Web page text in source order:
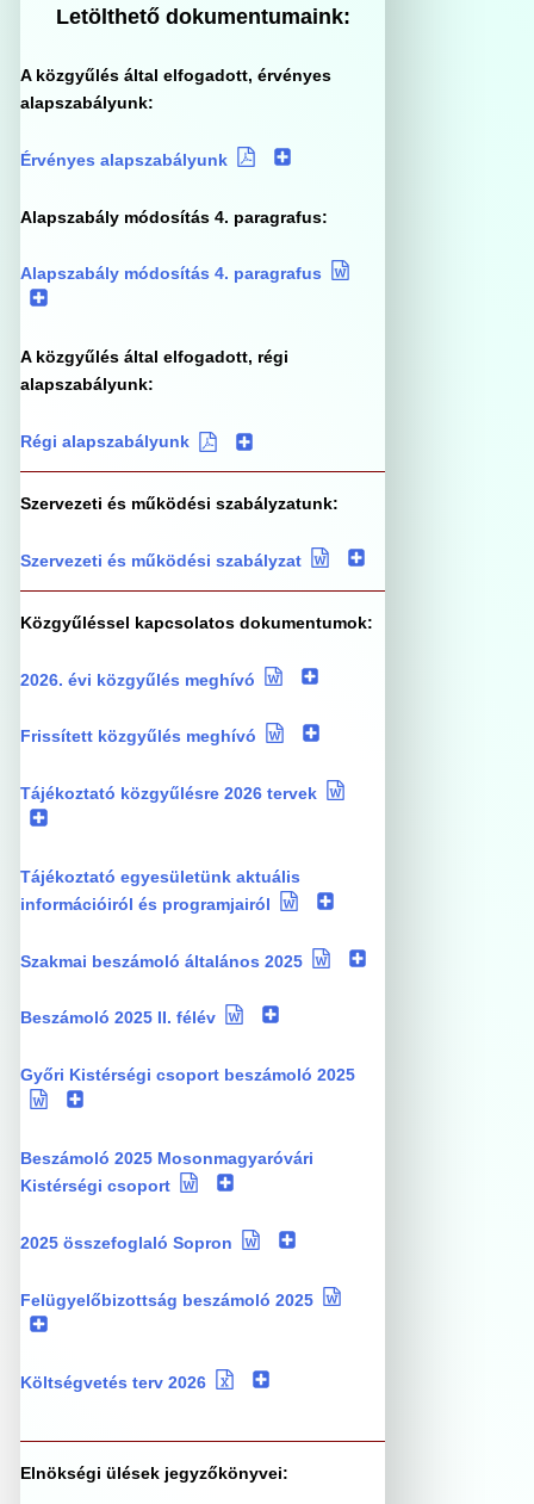
Letölthető dokumentumaink:
A közgyűlés által elfogadott, érvényes
alapszabályunk:
Érvényes alapszabályunk
Alapszabály módosítás 4. paragrafus:
Alapszabály módosítás 4. paragrafus
A közgyűlés által elfogadott, régi
alapszabályunk:
Régi alapszabályunk
Szervezeti és működési szabályzatunk:
Szervezeti és működési szabályzat
Közgyűléssel kapcsolatos dokumentumok:
2026. évi közgyűlés meghívó
Frissített közgyűlés meghívó
Tájékoztató közgyűlésre 2026 tervek
Tájékoztató egyesületünk aktuális
információiról és programjairól
Szakmai beszámoló általános 2025
Beszámoló 2025 II. félév
Győri Kistérségi csoport beszámoló 2025
Beszámoló 2025 Mosonmagyaróvári
Kistérségi csoport
2025 összefoglaló Sopron
Felügyelőbizottság beszámoló 2025
Költségvetés terv 2026
Elnökségi ülések jegyzőkönyvei: